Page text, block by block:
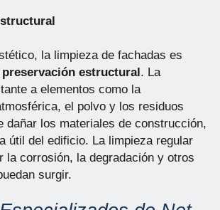
la limpieza de fachadas es
preservación estructural . La
a elementos como la
el polvo y los residuos
dañar los materiales de construcción,
útil del edificio. La limpieza regular
la corrosión, la degradación y otros
surgir.